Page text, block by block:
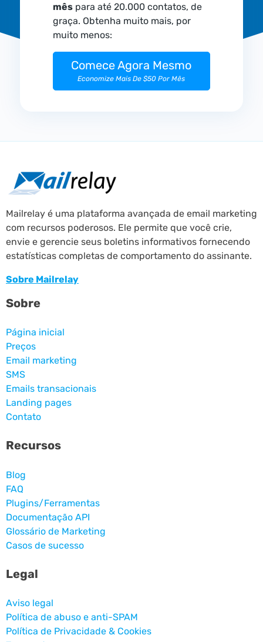
mêspara até 20.000 contatos, de
graça. Obtenha muito mais, por
muito menos:
Comece Agora Mesmo
Economize Mais De $50 Por Mês
Mailrelay é uma plataforma avançada de email marketing
com recursos poderosos. Ele permite que você crie,
envie e gerencie seus boletins informativos fornecendo
estatísticas completas de comportamento do assinante.
Sobre Mailrelay
Sobre
Página inicial
Preços
Email marketing
SMS
Emails transacionais
Landing pages
Contato
Recursos
Blog
FAQ
Plugins/Ferramentas
Documentação API
Glossário de Marketing
Casos de sucesso
Legal
Aviso legal
Política de abuso e anti-SPAM
Política de Privacidade & Cookies